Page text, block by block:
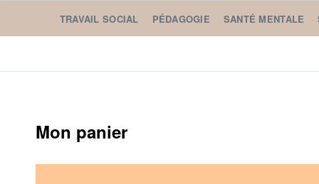
TRAVAIL SOCIAL PÉDAGOGIE SANTÉ MENTALE
Mon panier